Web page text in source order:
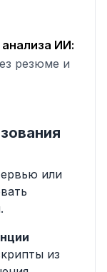
ИИ:
резюме и
или
из